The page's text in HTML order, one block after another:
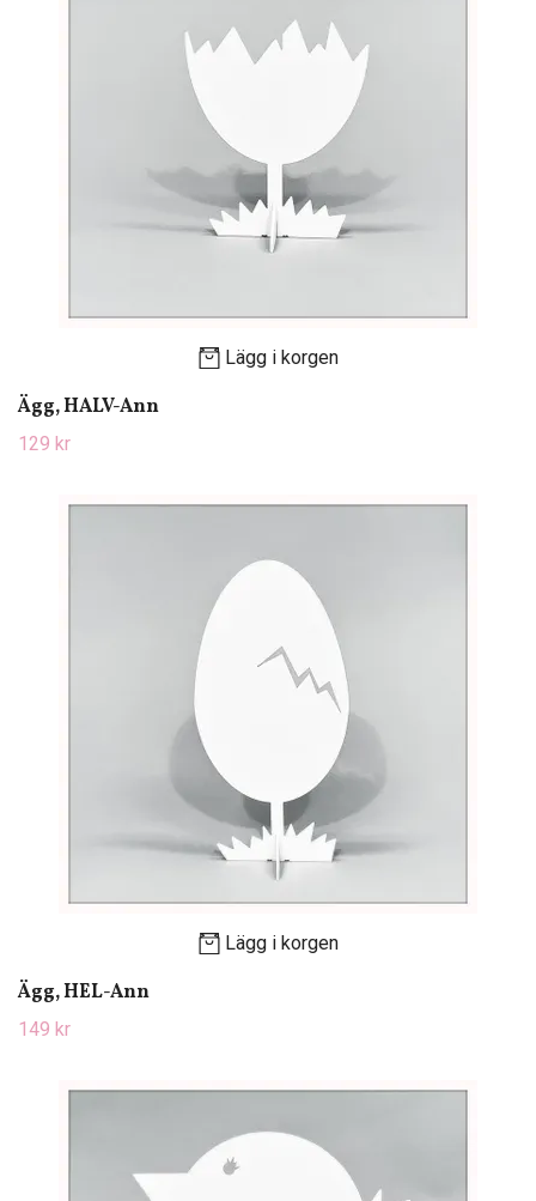
Lägg i korgen
Ägg, HALV-Ann
129 kr
Lägg i korgen
Ägg, HEL-Ann
149 kr